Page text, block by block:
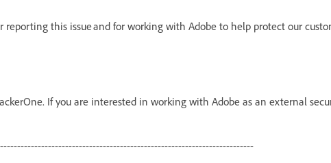
this issue and for working with Adobe to help protect our
If you are interested in working with Adobe as an external